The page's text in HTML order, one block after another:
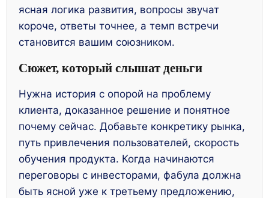
ясная логика развития, вопросы звучат
короче, ответы точнее, а темп встречи
становится вашим союзником.
Сюжет, который слышат деньги
Нужна история с опорой на проблему
клиента, доказанное решение и понятное
почему сейчас. Добавьте конкретику рынка,
путь привлечения пользователей, скорость
обучения продукта. Когда начинаются
переговоры с инвесторами, фабула должна
быть ясной уже к третьему предложению,